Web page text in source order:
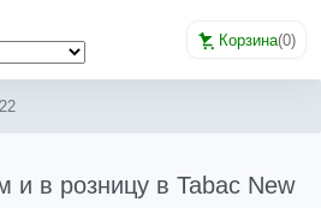
Корзина(0)
и в розницу в Tabac New